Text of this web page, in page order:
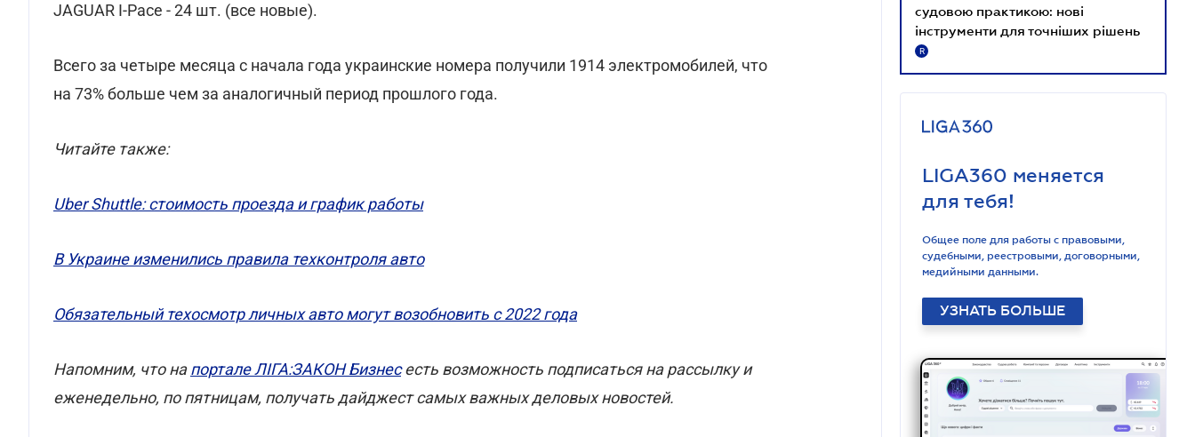
JAGUAR I-Pace - 24 шт. (все новые).
Всего за четыре месяца с начала года украинские номера получили 1914 электромобилей, что
на 73% больше чем за аналогичный период прошлого года.
Читайте также:
Uber Shuttle: стоимость проезда и график работы
В Украине изменились правила техконтроля авто
Обязательный техосмотр личных авто могут возобновить с 2022 года
Напомним, что напортале ЛІГА:ЗАКОН Бизнесесть возможность подписаться на рассылку и
еженедельно, по пятницам, получать дайджест самых важных деловых новостей.
судовою практикою: нові
інструменти для точніших рішень
R
LIGA360 меняется
для тебя!
Общее поле для работы с правовыми,
судебными, реестровыми, договорными,
медийными данными.
УЗНАТЬ БОЛЬШЕ